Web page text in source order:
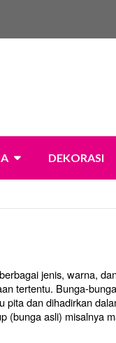
DEKORASI
jenis, warna,
tertentu. Bunga-
pita dan dihadirkan
asli) misalnya